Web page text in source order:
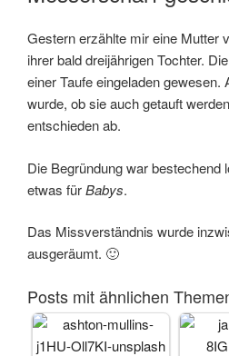
Gestern erzählte mir eine Mutter
ihrer bald dreijährigen Tochter.
einer Taufe eingeladen gewesen.
wurde, ob sie auch getauft
entschieden ab.
Die Begründung war bestechend
etwas fürBabys.
Das Missverständnis wurde
ausgeräumt. 🙂
Posts mit ähnlichen